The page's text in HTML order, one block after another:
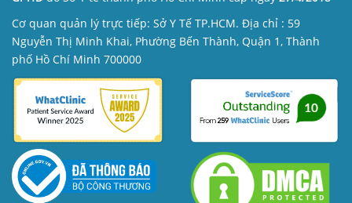
Cơ quan quản lý trực tiếp: Sở Y Tế TP.HCM. Địa chỉ : 59
Nguyễn Thị Minh Khai, Phường Bến Thành, Quận 1, Thành
phố Hồ Chí Minh 700000